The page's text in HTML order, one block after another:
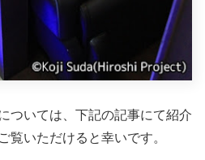
ついては、下記の記事にて紹介
覧いただけると幸いです。